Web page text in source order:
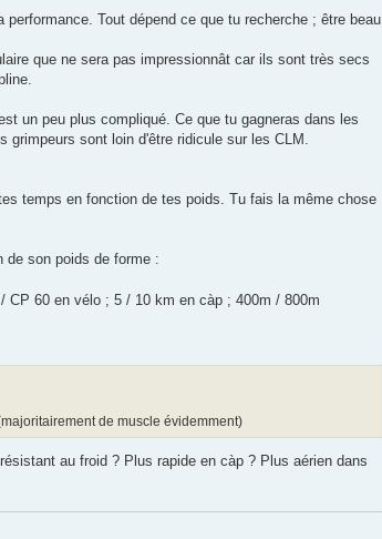
Tout dépend ce que tu recherche ; être beau
que ne sera pas impressionnât car ils sont très secs
un peu plus compliqué. Ce que tu gagneras dans les
grimpeurs sont loin d'être ridicule sur les CLM.
temps en fonction de tes poids. Tu fais la même chose
de son poids de forme :
CP 60 en vélo ; 5 / 10 km en càp ; 400m / 800m
de muscle évidemment)
au froid ? Plus rapide en càp ? Plus aérien dans